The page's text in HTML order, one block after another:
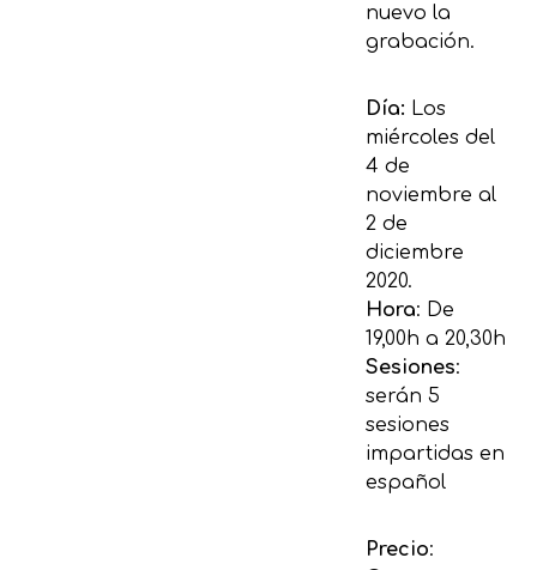
nuevo la
grabación.
Día: Los
miércoles del
4 de
noviembre al
2 de
diciembre
2020.
Hora: De
19,00h a 20,30h
Sesiones:
serán 5
sesiones
impartidas en
español
Precio: